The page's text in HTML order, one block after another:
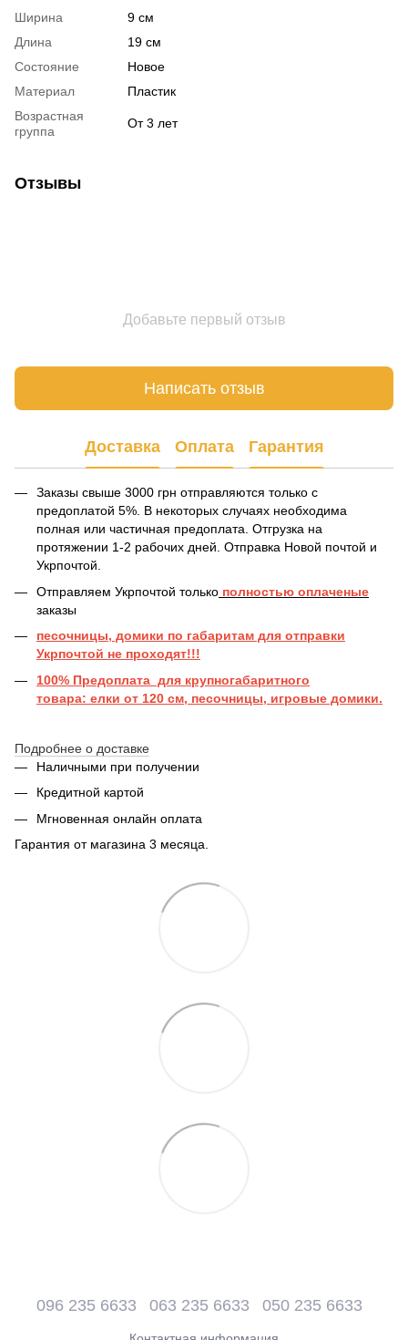
Ширина
9 см
Длина
19 см
Состояние
Новое
Материал
Пластик
Возрастная
группа
От 3 лет
Отзывы
Добавьте первый отзыв
Написать отзыв
Доставка Оплата Гарантия
Заказы свыше 3000 грн отправляются только с
предоплатой 5%. В некоторых случаях необходима
полная или частичная предоплата. Отгрузка на
протяжении 1-2 рабочих дней. Отправка Новой почтой и
Укрпочтой.
Отправляем Укрпочтой только полностью оплаченые
заказы
песочницы, домики по габаритам для отправки
Укрпочтой не проходят!!!
100% Предоплата для крупногабаритного
товара: елки от 120 см, песочницы, игровые домики.
Подробнее о доставке
Наличными при получении
Кредитной картой
Мгновенная онлайн оплата
Гарантия от магазина 3 месяца.
096 235 6633 063 235 6633 050 235 6633